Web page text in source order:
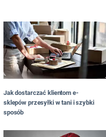
Jak dostarczać klientom e-
sklepów przesyłki w tani i szybki
sposób